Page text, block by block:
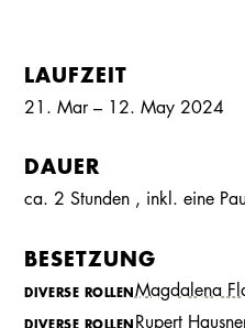
Kalender Kontakt
LAUFZEIT
21. Mar – 12. May 2024
DAUER
ca. 2 Stunden , inkl.eine
BESETZUNG
DIVERSE ROLLENMagdalena
Rupert